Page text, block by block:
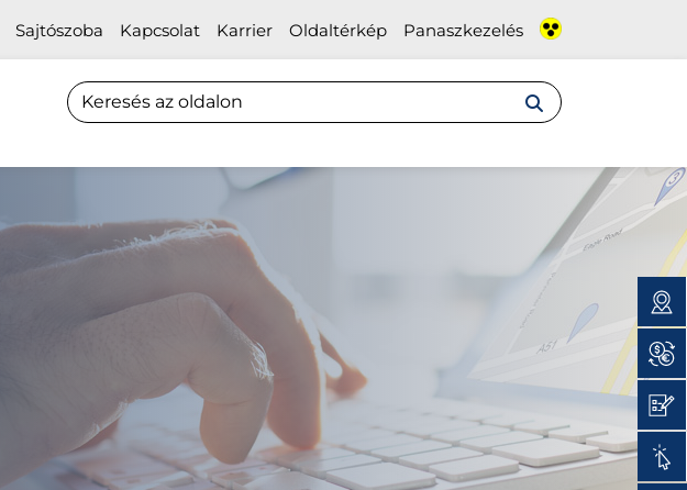
Sajtószoba Kapcsolat Karrier Oldaltérkép Panaszkezelés